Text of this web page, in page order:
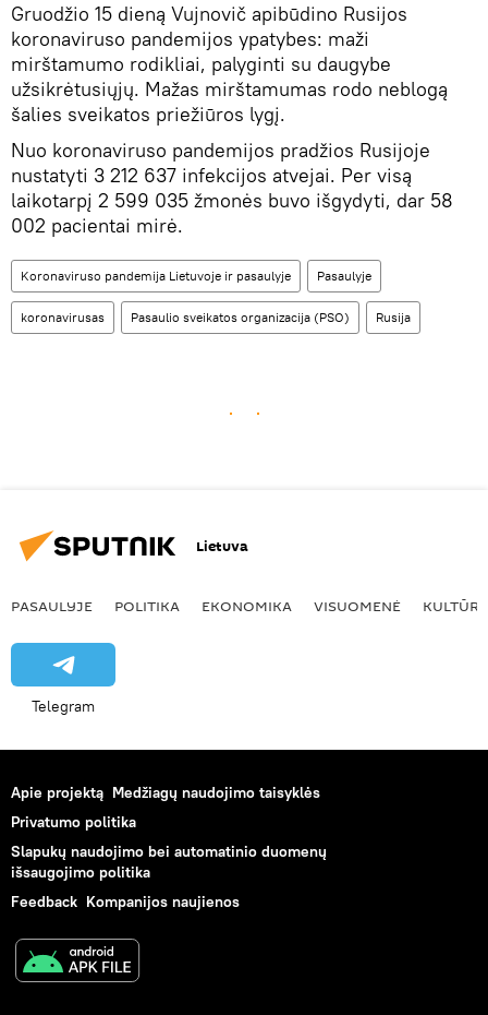
Gruodžio 15 dieną Vujnovič apibūdino Rusijos
koronaviruso pandemijos ypatybes: maži
mirštamumo rodikliai, palyginti su daugybe
užsikrėtusiųjų. Mažas mirštamumas rodo neblogą
šalies sveikatos priežiūros lygį.
Nuo koronaviruso pandemijos pradžios Rusijoje
nustatyti 3 212 637 infekcijos atvejai. Per visą
laikotarpį 2 599 035 žmonės buvo išgydyti, dar 58
002 pacientai mirė.
Koronaviruso pandemija Lietuvoje ir pasaulyje Pasaulyje
koronavirusas Pasaulio sveikatos organizacija (PSO) Rusija
Lietuva
PASAULYJE POLITIKA EKONOMIKA VISUOMENĖ KULTŪRA
Telegram
Apie projektą Medžiagų naudojimo taisyklės
Privatumo politika
Slapukų naudojimo bei automatinio duomenų
išsaugojimo politika
Feedback Kompanijos naujienos